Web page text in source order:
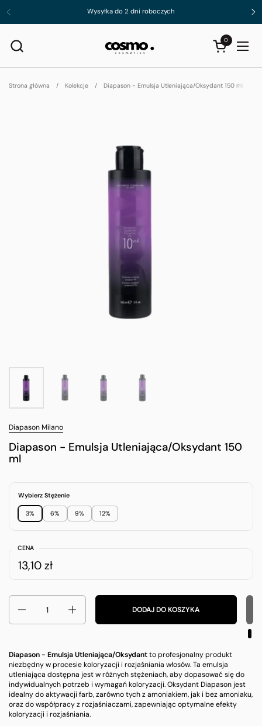
Poprzednie
Wysyłka do 2 dni roboczych
Otwórz koszyk
0
Strona główna / Kolekcje / Diapason - Emulsja Utleniająca/Oksydant 150 ml
Diapason Milano
Diapason - Emulsja Utleniająca/Oksydant 150
ml
Wybierz Stężenie
3% 6% 9% 12%
CENA
13,10 zł
Ilość
DODAJ DO KOSZYKA
Diapason - Emulsja Utleniająca/Oksydantto profesjonalny produkt
niezbędny w procesie koloryzacji i rozjaśniania włosów. Ta emulsja
utleniająca dostępna jest w różnych stężeniach, aby dopasować się do
indywidualnych potrzeb i wymagań koloryzacji. Oksydant Diapason jest
idealny do aktywacji farb, zarówno tych z amoniakiem, jak i bez amoniaku,
oraz do współpracy z rozjaśniaczami, zapewniając optymalne efekty
koloryzacji i rozjaśniania.